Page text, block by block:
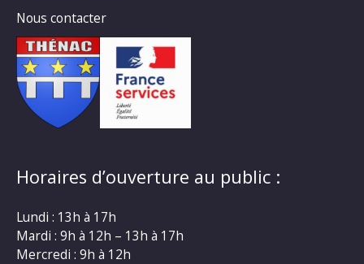
Nous contacter
Horaires d’ouverture au public :
Lundi : 13h à 17h
Mardi : 9h à 12h – 13h à 17h
Mercredi : 9h à 12h